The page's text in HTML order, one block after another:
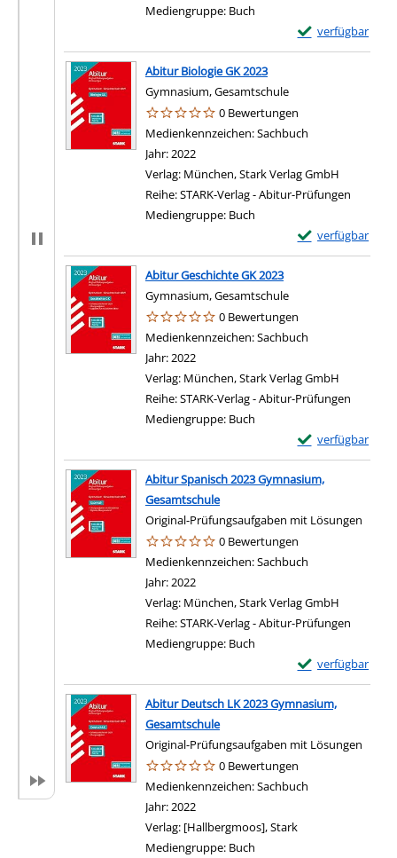
Mediengruppe: Buch
verfügbar
Exemplar-Details
Abitur Biologie GK 2023
Gymnasium, Gesamtschule
0 Bewertungen
Suche nach diesem Verfasser
Medienkennzeichen:Sachbuch
Jahr:2022
Verlag: München, Stark Verlag GmbH
Reihe:STARK-Verlag - Abitur-Prüfungen
Mediengruppe: Buch
verfügbar
Exemplar-Details
Abitur Geschichte GK 2023
Gymnasium, Gesamtschule
0 Bewertungen
Suche nach diesem Verfasser
Medienkennzeichen:Sachbuch
Jahr:2022
Verlag: München, Stark Verlag GmbH
Reihe:STARK-Verlag - Abitur-Prüfungen
Mediengruppe: Buch
verfügbar
Exemplar-Details
Abitur Spanisch 2023 Gymnasium,
Gesamtschule
Original-Prüfungsaufgaben mit Lösungen
0 Bewertungen
Suche nach diesem Verfasser
Medienkennzeichen:Sachbuch
Jahr:2022
Verlag: München, Stark Verlag GmbH
Reihe:STARK-Verlag - Abitur-Prüfungen
Mediengruppe: Buch
verfügbar
Exemplar-Details
Abitur Deutsch LK 2023 Gymnasium,
Gesamtschule
Original-Prüfungsaufgaben mit Lösungen
0 Bewertungen
Suche nach diesem Verfasser
Medienkennzeichen:Sachbuch
Jahr:2022
Verlag: [Hallbergmoos], Stark
Mediengruppe: Buch